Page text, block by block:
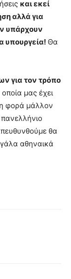
και εκεί
αλλά για
υπάρχουν
υπουργεία! Θα
για τον τρόπο
οποία μας έχει
φορά μάλλον
θα
αθηναικά